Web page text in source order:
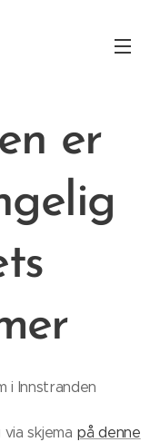
er
i Innstranden
skjema på denne